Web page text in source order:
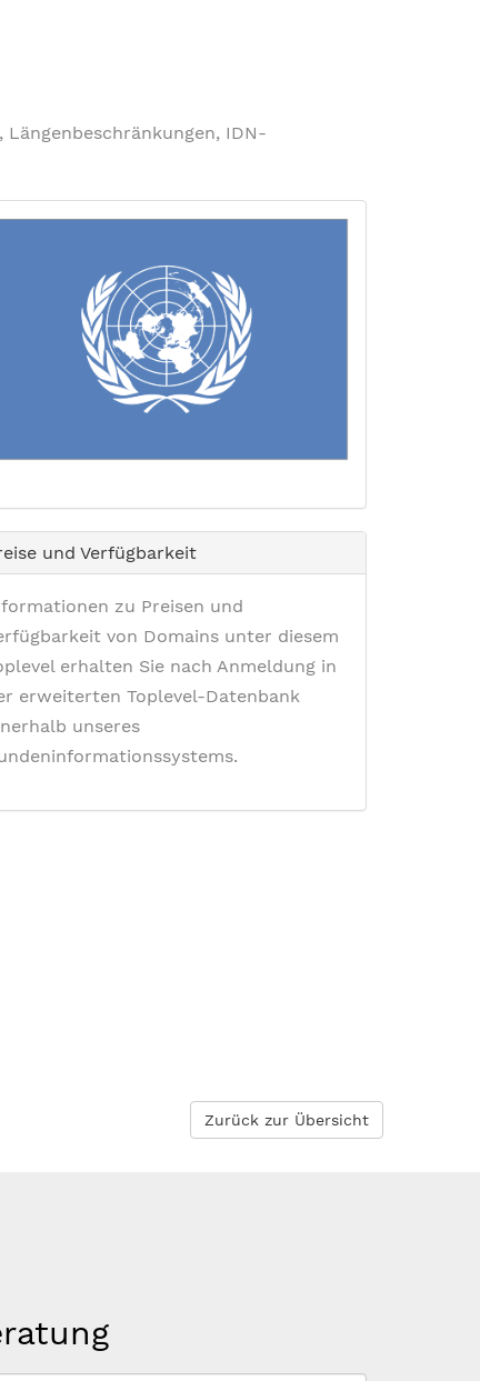
IDN-
und Verfügbarkeit
zu Preisen und
von Domains unter diesem
erhalten Sie nach Anmeldung in
erweiterten Toplevel-Datenbank
unseres
Zurück zur Übersicht